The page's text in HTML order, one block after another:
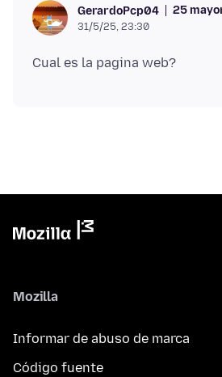
GerardoPcp04 25
31/5/25, 23:30
Mozilla
Informar de abuso de marca
Código fuente